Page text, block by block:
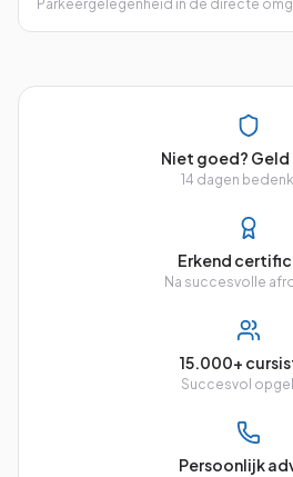
Parkeergelegenheid in de directe
Niet goed?
14 dagen
Erkend
Na succesvolle
15.000+
Succesvol
Persoonlijk